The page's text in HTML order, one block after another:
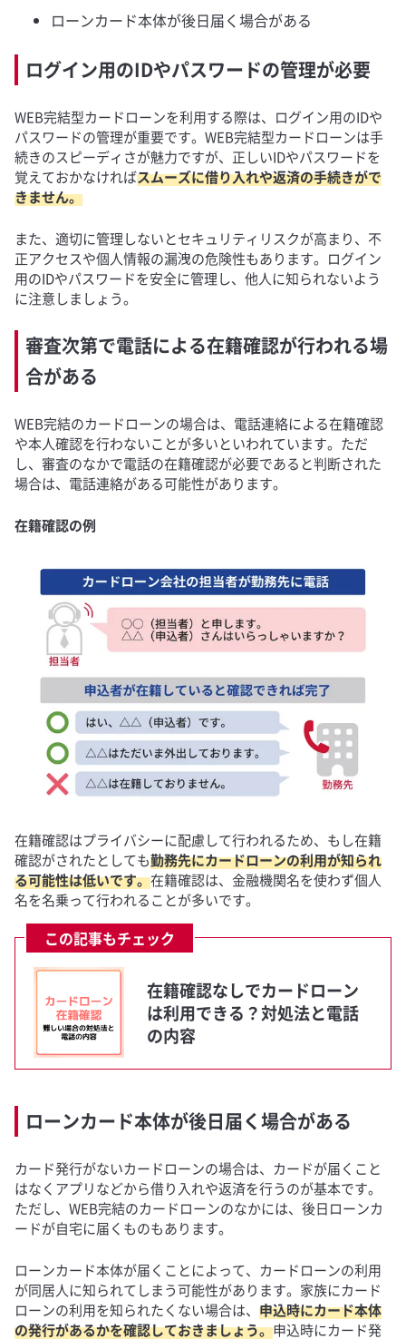
ローンカード本体が後日届く場合がある
ログイン用のIDやパスワードの管理が必要
WEB完結型カードローンを利用する際は、ログイン用のIDや
パスワードの管理が重要です。WEB完結型カードローンは手
続きのスピーディさが魅力ですが、正しいIDやパスワードを
覚えておかなければスムーズに借り入れや返済の手続きがで
きません。
また、適切に管理しないとセキュリティリスクが高まり、不
正アクセスや個人情報の漏洩の危険性もあります。ログイン
用のIDやパスワードを安全に管理し、他人に知られないよう
に注意しましょう。
審査次第で電話による在籍確認が行われる場
合がある
WEB完結のカードローンの場合は、電話連絡による在籍確認
や本人確認を行わないことが多いといわれています。ただ
し、審査のなかで電話の在籍確認が必要であると判断された
場合は、電話連絡がある可能性があります。
在籍確認の例
在籍確認はプライバシーに配慮して行われるため、もし在籍
確認がされたとしても勤務先にカードローンの利用が知られ
る可能性は低いです。在籍確認は、金融機関名を使わず個人
名を名乗って行われることが多いです。
この記事もチェック
在籍確認なしでカードローン
は利用できる？対処法と電話
の内容
ローンカード本体が後日届く場合がある
カード発行がないカードローンの場合は、カードが届くこと
はなくアプリなどから借り入れや返済を行うのが基本です。
ただし、WEB完結のカードローンのなかには、後日ローンカ
ードが自宅に届くものもあります。
ローンカード本体が届くことによって、カードローンの利用
が同居人に知られてしまう可能性があります。家族にカード
ローンの利用を知られたくない場合は、 申込時にカード本体
の発行があるかを確認しておきましょう。申込時にカード発